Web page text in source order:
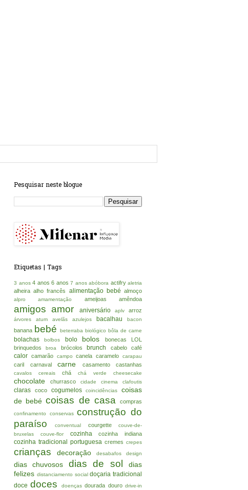
Pesquisar neste blogue
Etiquetas | Tags
3 anos 4 anos 6 anos 7 anos abóbora actifry aletria
alheira alho francês alimentação bebé almoço
alpro amamentação ameijoas amêndoa
amigos amor aniversário aplv arroz
árvores atum avelãs azulejos bacalhau bacon
banana bebé beterraba biológico bôla de carne
bolachas bolbos bolo bolos
bonecas LOL
brinquedos
broa brócolos brunch cabelo café
calor camarão campo canela caramelo carapau
caril carnaval carne casamento castanhas
cavalos cereais chá chá verde cheesecake
chocolate churrasco cidade cinema clafoutis
claras coco cogumelos coincidências
coisas
de bebé coisas de casa compras
confinamento conservas
construção do
paraíso
conventual courgette
couve-de-
bruxelas
couve-flor cozinha cozinha indiana
cozinha tradicional portuguesa cremes crepes
crianças decoração desabafos design
dias chuvosos dias de sol
dias
felizes distanciamento social doçaria tradicional
doce doces doenças dourada douro drive-in